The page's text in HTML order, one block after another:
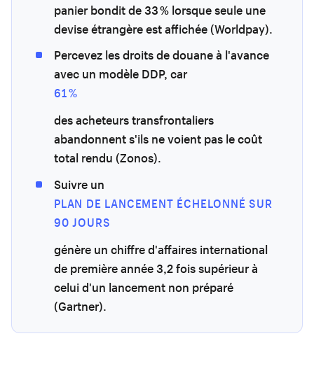
panier bondit de 33 % lorsque seule une
devise étrangère est affichée (Worldpay).
Percevez les droits de douane à l'avance
avec un modèle DDP, car
61 %
des acheteurs transfrontaliers
abandonnent s'ils ne voient pas le coût
total rendu (Zonos).
Suivre un
PLAN DE LANCEMENT ÉCHELONNÉ SUR
90 JOURS
génère un chiffre d'affaires international
de première année 3,2 fois supérieur à
celui d'un lancement non préparé
(Gartner).